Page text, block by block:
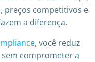
preços competitivos e
a diferença.
, você reduz
comprometer a